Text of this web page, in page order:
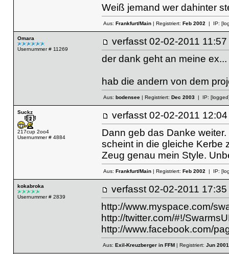
Weiß jemand wer dahinter
Aus: Frankfurt/Main| Registriert: Feb 2002| IP:
Omara
Usernummer # 11269
verfasst 02-02-2011
der dank geht an meine
hab die andern von dem
Aus: bodensee| Registriert: Dec 2003| IP:
Suckz
217cup 2oo4
Usernummer # 4884
verfasst 02-02-2011
Dann geb das Danke
scheint in die gleiche Kerbe
Zeug genau mein Style.
Aus: Frankfurt/Main| Registriert: Feb 2002| IP:
kokabroka
Usernummer # 2839
verfasst 02-02-2011
http://www.myspace.com/
http://twitter.com/#!/
http://www.facebook.com/
Aus: Exil-Kreuzberger in FFM| Registriert: Jun 2001